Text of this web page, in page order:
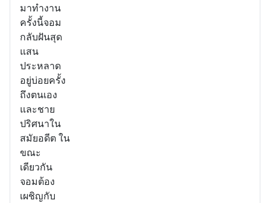
มาทำงาน
ครั้งนี้จอม
กลับฝันสุด
แสน
ประหลาด
อยู่บ่อยครั้ง
ถึงตนเอง
และชาย
ปริศนาใน
สมัยอดีต ใน
ขณะ
เดียวกัน
จอมต้อง
เผชิญกับ